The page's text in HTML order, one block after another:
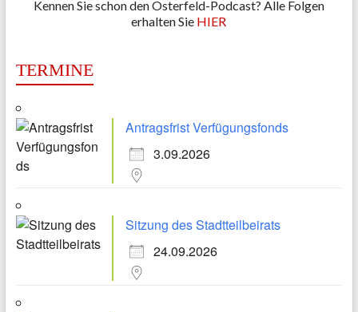
Kennen Sie schon den Osterfeld-Podcast? Alle Folgen
erhalten Sie HIER
TERMINE
Antragsfrist Verfügungsfonds
3.09.2026
Sitzung des Stadtteilbeirats
24.09.2026